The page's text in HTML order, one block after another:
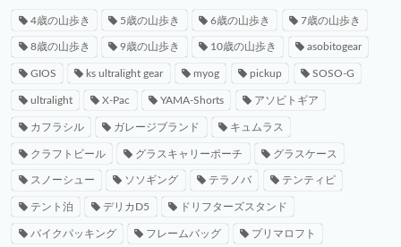
4歳の山歩き 5歳の山歩き 6歳の山歩き 7歳の山歩き
8歳の山歩き 9歳の山歩き 10歳の山歩き asobitogear
GIOS ks ultralight gear myog pickup SOSO-G
ultralight X-Pac YAMA-Shorts アソビトギア
カフラシル ガレージブランド キュムラス
クラフトビール グラスキャリーポーチ グラスケース
スノーシュー ソソギング テラノバ テンティピ
テント泊 デリカD5 ドリフターズスタンド
バイクパッキング フレームバッグ プリマロフト